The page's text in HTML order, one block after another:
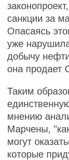
санкции за
Опасаясь
уже
добычу
она продает
Таким
мнению
Марчены,
могут
которые